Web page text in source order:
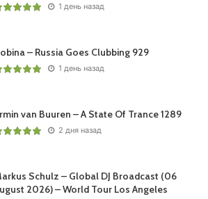
1 день назад
– Russia Goes Clubbing 929
1 день назад
van Buuren – A State Of Trance 1289
2 дня назад
Schulz – Global DJ Broadcast (06
2026) – World Tour Los Angeles